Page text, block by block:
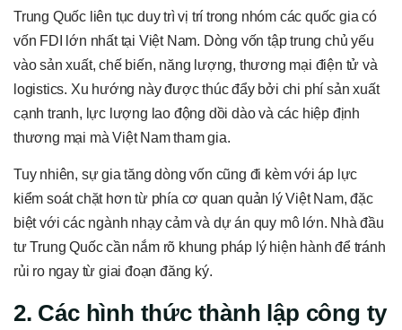
Trung Quốc liên tục duy trì vị trí trong nhóm các quốc gia có
vốn FDI lớn nhất tại Việt Nam. Dòng vốn tập trung chủ yếu
vào sản xuất, chế biến, năng lượng, thương mại điện tử và
logistics. Xu hướng này được thúc đẩy bởi chi phí sản xuất
cạnh tranh, lực lượng lao động dồi dào và các hiệp định
thương mại mà Việt Nam tham gia.
Tuy nhiên, sự gia tăng dòng vốn cũng đi kèm với áp lực
kiểm soát chặt hơn từ phía cơ quan quản lý Việt Nam, đặc
biệt với các ngành nhạy cảm và dự án quy mô lớn. Nhà đầu
tư Trung Quốc cần nắm rõ khung pháp lý hiện hành để tránh
rủi ro ngay từ giai đoạn đăng ký.
2. Các hình thức thành lập công ty